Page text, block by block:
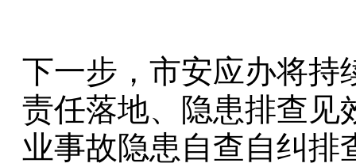
下一步，市安应办将持
责任落地、隐患排查见
业事故隐患自查自纠排